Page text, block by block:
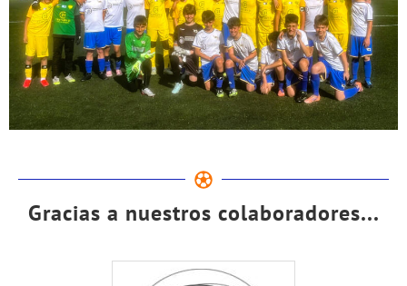
Gracias a nuestros colaboradores...